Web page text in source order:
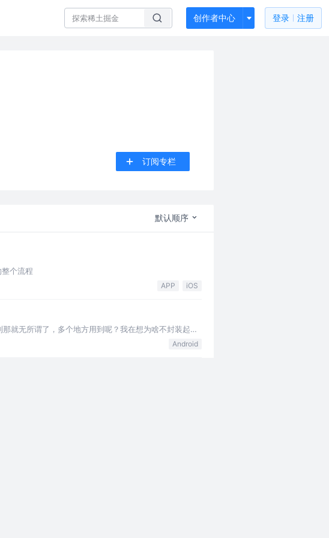
创作者中心 登录 注册
订阅专栏
默认顺序
个流程
APP iOS
就无所谓了，多个地方用到呢？我在想为啥不封装起来
Android